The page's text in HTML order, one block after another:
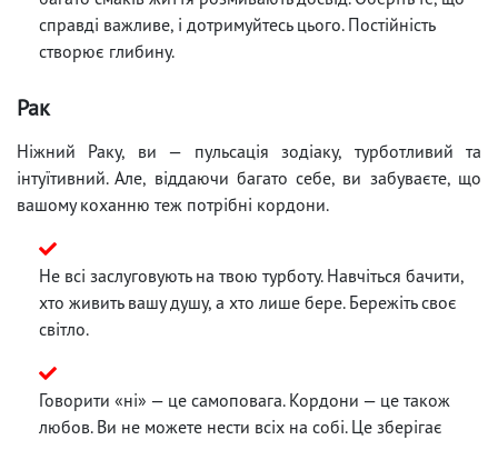
справді важливе, і дотримуйтесь цього. Постійність
створює глибину.
Рак
Ніжний Раку, ви — пульсація зодіаку, турботливий та
інтуїтивний. Але, віддаючи багато себе, ви забуваєте, що
вашому коханню теж потрібні кордони.
Не всі заслуговують на твою турботу. Навчіться бачити,
хто живить вашу душу, а хто лише бере. Бережіть своє
світло.
Говорити «ні» — це самоповага. Кордони — це також
любов. Ви не можете нести всіх на собі. Це зберігає